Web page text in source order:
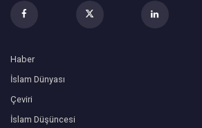
Haber
İslam Dünyası
Çeviri
İslam Düşüncesi